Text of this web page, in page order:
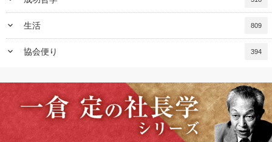
keyboard_arrow_down 生活 809
keyboard_arrow_down 協会便り 394